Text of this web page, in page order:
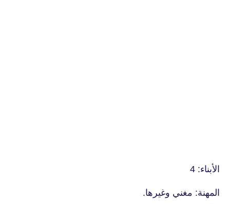
الأبناء: 4
المهنة: مغني وغيرها.